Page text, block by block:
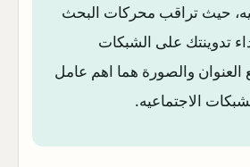
حيث تراقب محركات البحث
تدوينتك على الشبكات
العنوان والصورة هما اهم عامل
الاجتماعيه.